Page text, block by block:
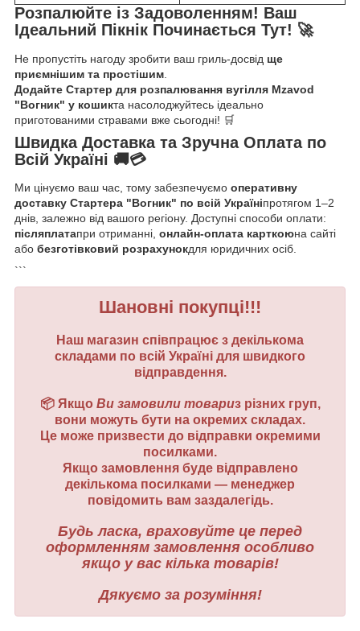
Розпалюйте із Задоволенням! Ваш
Ідеальний Пікнік Починається Тут! 🚀
Не пропустіть нагоду зробити ваш гриль-досвід ще
приємнішим та простішим
Додайте Стартер для розпалювання вугілля Mzavod
"Вогник" у кошикта насолоджуйтесь ідеально
приготованими стравами вже сьогодні! 🛒
Швидка Доставка та Зручна Оплата по
Всій Україні 🚚💳
Ми цінуємо ваш час, тому забезпечуємо оперативну
доставку Стартера "Вогник" по всій Україніпротягом 1–2
днів, залежно від вашого регіону. Доступні способи оплати:
післяплатапри отриманні, онлайн-оплата карткоюна сайті
або безготівковий розрахунокдля юридичних осіб.
```
Шановні покупці!!!
Наш магазин співпрацює з декількома
складами по всій Україні для швидкого
відправдення.
📦 Якщо Ви замовили товариз різних груп,
вони можуть бути на окремих складах.
Це може призвести до відправки окремими
посилками.
Якщо замовлення буде відправлено
декількома посилками — менеджер
повідомить вам заздалегідь.
Будь ласка, враховуйте це перед
оформленням замовлення особливо
якщо у вас кілька товарів!
Дякуємо за розуміння!